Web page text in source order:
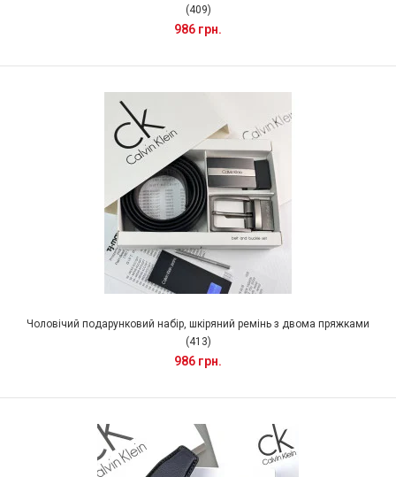
(409)
986 грн.
Чоловічий подарунковий набір, шкіряний ремінь з двома пряжками
(413)
986 грн.